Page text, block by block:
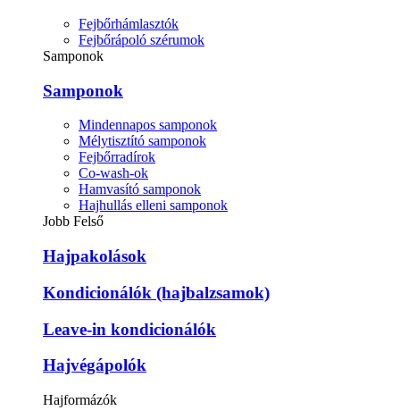
Fejbőrhámlasztók
Fejbőrápoló szérumok
Samponok
Samponok
Mindennapos samponok
Mélytisztító samponok
Fejbőrradírok
Co-wash-ok
Hamvasító samponok
Hajhullás elleni samponok
Jobb Felső
Hajpakolások
Kondicionálók (hajbalzsamok)
Leave-in kondicionálók
Hajvégápolók
Hajformázók